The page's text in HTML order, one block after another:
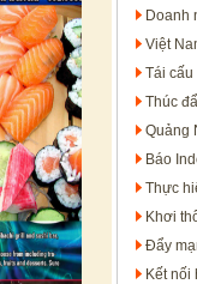
Doanh
Việt
Tái
Thúc
Quảng
Báo
Thực
Khơi
Đẩy
Kết nối